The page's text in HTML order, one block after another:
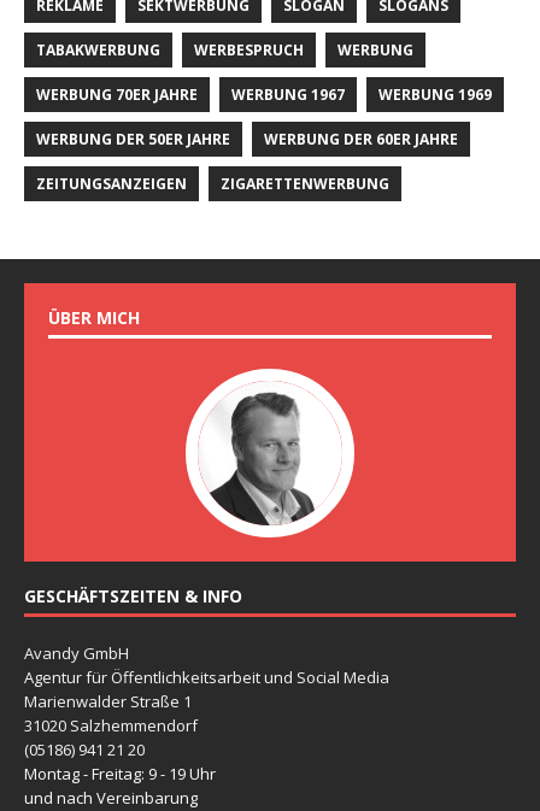
REKLAME SEKTWERBUNG SLOGAN SLOGANS
TABAKWERBUNG WERBESPRUCH WERBUNG
WERBUNG 70ER JAHRE WERBUNG 1967 WERBUNG 1969
WERBUNG DER 50ER JAHRE WERBUNG DER 60ER JAHRE
ZEITUNGSANZEIGEN ZIGARETTENWERBUNG
ÜBER MICH
GESCHÄFTSZEITEN & INFO
Avandy GmbH
Agentur für Öffentlichkeitsarbeit und Social Media
Marienwalder Straße 1
31020 Salzhemmendorf
(05186) 941 21 20
Montag - Freitag: 9 - 19 Uhr
und nach Vereinbarung